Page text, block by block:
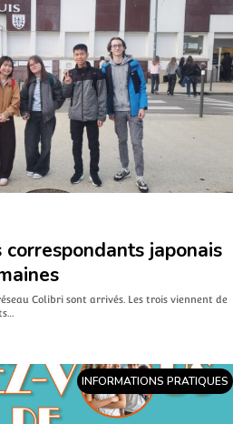
correspondants japonais
Colibri sont arrivés. Les trois viennent de
INFORMATIONS PRATIQUES